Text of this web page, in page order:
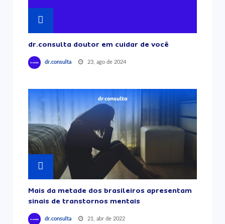
dr.consulta doutor em cuidar de você
dr.consulta 23, ago de 2024
Mais da metade dos brasileiros apresentam
sinais de transtornos mentais
dr.consulta 21, abr de 2022